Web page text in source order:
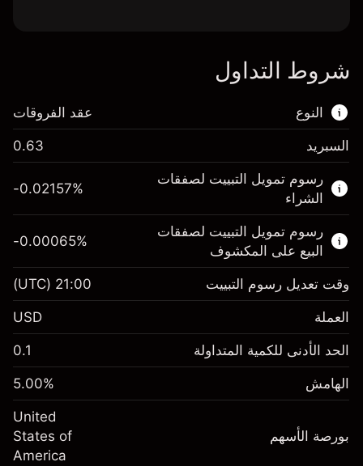
شروط التداول
النوع
هذا السوق المالي متاح للتداول من خلال عقود
الفروقات.
اعرف المزيد عن:
عقود الفروقات
عقد الفروقات
السبريد 0.63
رسوم تمويل التبييت لصفقات
الشراء
$1,000.00
رسوم التبييت
الرسوم من قيمة الصفقة الكاملة
%
(-$4.31)
حجم الصفقة بالرافعة المالية ~$20,000.00
الأموال من الرافعة المالية ~ دولار
-0.02157%
رسوم تمويل التبييت لصفقات
البيع على المكشوف
الهامش. استثمارك $1,000.00
رسوم التبييت
الرسوم من قيمة الصفقة الكاملة
-0.000654
%
(-$0.13)
-0.00065%
وقت تعديل رسوم التبييت 21:00
(UTC)
العملة USD
الحد الأدنى للكمية المتداولة 0.1
الهامش 5.00%
بورصة الأسهم
United
States of
America